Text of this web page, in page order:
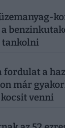
a
tankolni
fordulat a
már
venni